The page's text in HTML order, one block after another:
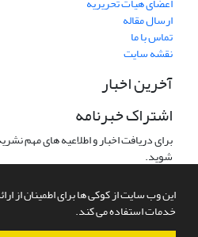
این وب سایت از کوکی ها برای اطمینان از
خدمات استفاده می کند.
ارسال مقاله
تماس با ما
نقشه سایت
آخرین اخبار
اشتراک خبرنامه
برای دریافت اخبار و اطلاعیه های مهم
شوید.